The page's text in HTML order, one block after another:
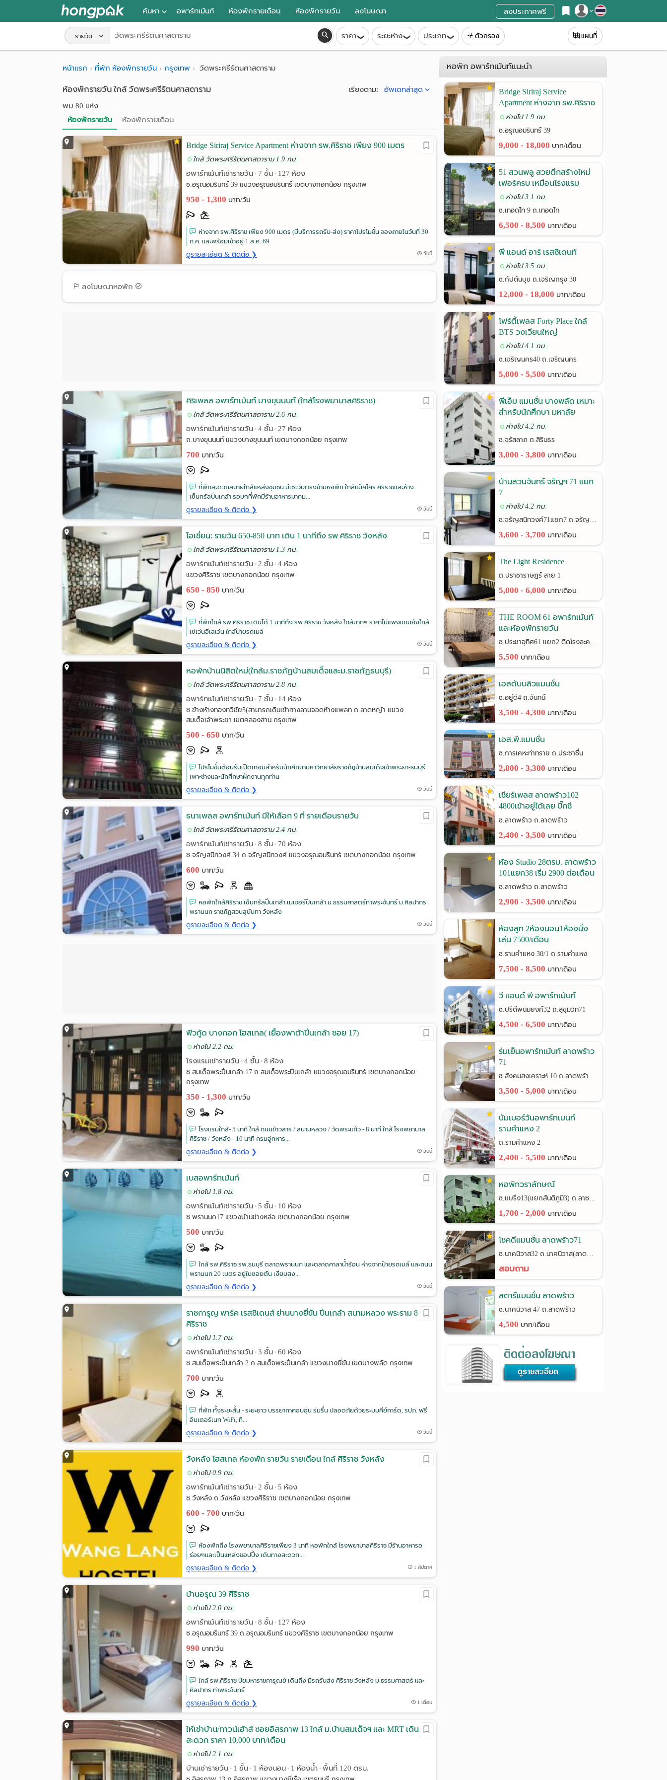
สมัครสมาชิก
เข้าสู่ระบบ
ค้นหา
หอพัก ใกล้ฉัน
ค้นจากสถานีรถไฟฟ้า
ค้นตามจังหวัด
ค้นจากสถานศึกษา
อพาร์ทเม้นท์ ห้องพักรายเดือน ห้องพักรายวัน ลงโฆษณา ลงประกาศฟรี
รายวัน ราคา ระยะห่าง ประเภท ตัวกรอง แผนที่
หน้าแรก ที่พัก ห้องพักรายวัน กรุงเทพ วัดพระศรีรัตนศาสดาราม
ห้องพักรายวัน ใกล้ วัดพระศรีรัตนศาสดาราม
พบ 80 แห่ง
เรียงตาม: อัพเดทล่าสุด
ห้องพักรายวัน ห้องพักรายเดือน
Bridge Siriraj Service Apartment ห่างจาก รพ.ศิริราช เพียง 900 เมตร
ใกล้ วัดพระศรีรัตนศาสดาราม 1.9 กม.
อพาร์ทเม้นท์เช่ารายวัน • 7 ชั้น • 127 ห้อง
ซ.อรุณอมรินทร์ 39 แขวงอรุณอมรินทร์ เขตบางกอกน้อย กรุงเทพ
950 - 1,300 บาท/วัน
ห่างจาก รพ.ศิริราช เพียง 900 เมตร (มีบริการรถรับ-ส่ง) ราคาโปรโมชั่น จองภายในวันที่ 30
ก.ค. และพร้อมเข้าอยู่ 1 ส.ค. 69
ดูรายละเอียด & ติดต่อ ❯ วันนี้
ลงโฆษณาหอพัก
ศิริเพลส อพาร์ทเม้นท์ บางขุนนนท์ (ใกล้โรงพยาบาลศิริราช)
ใกล้ วัดพระศรีรัตนศาสดาราม 2.6 กม.
อพาร์ทเม้นท์เช่ารายวัน • 4 ชั้น • 27 ห้อง
ถ.บางขุนนนท์ แขวงบางขุนนนท์ เขตบางกอกน้อย กรุงเทพ
700 บาท/วัน
ที่พักสะดวกสบายใกล้แหล่งชุมชน มีเซเว่นตรงข้ามหอพัก ใกล้แม็คโคร ศิริราชและห้าง
เซ็นทรัลปิ่นเกล้า รอบๆที่พักมีร้านอาหารมากม...
ดูรายละเอียด & ติดต่อ ❯ วันนี้
โอเชี่ยน: รายวัน 650-850 บาท เดิน 1 นาทีถึง รพ ศิริราช วังหลัง
ใกล้ วัดพระศรีรัตนศาสดาราม 1.3 กม.
อพาร์ทเม้นท์เช่ารายวัน • 2 ชั้น • 4 ห้อง
แขวงศิริราช เขตบางกอกน้อย กรุงเทพ
650 - 850 บาท/วัน
ที่พักใกล้ รพ ศิริราช เดินได้ 1 นาทีถึง รพ ศิริราช วังหลัง ใกล้มากๆ ราคาไม่แพงแถมยังใกล้
เซ่เว่นอีเลเว่น ใกล้ป้ายรถเมล์
ดูรายละเอียด & ติดต่อ ❯ วันนี้
หอพักบ้านนิสิตใหม่(ใกล้ม.ราชภัฏบ้านสมเด็จและม.ราชภัฏธนบุรี)
ใกล้ วัดพระศรีรัตนศาสดาราม 2.8 กม.
อพาร์ทเม้นท์เช่ารายวัน • 7 ชั้น • 14 ห้อง
ซ.ข้างห้างทองทวีชัย5(สามารถเดินเข้าทางลานจอดห้างแพลท ถ.ลาดหญ้า แขวง
สมเด็จเจ้าพระยา เขตคลองสาน กรุงเทพ
500 - 650 บาท/วัน
โปรโมชั่นต้อนรับเปิดเทอมสำหรับนักศึกษามหาวิทยาลัยราชภัฏบ้านสมเด็จเจ้าพระยา-ธนบุรี
เพาะช่างและนักศึกษาฝึกงานทุกท่าน
ดูรายละเอียด & ติดต่อ ❯ วันนี้
ธนาเพลส อพาร์ทเม้นท์ มีให้เลือก 9 ที่ รายเดือนรายวัน
ใกล้ วัดพระศรีรัตนศาสดาราม 2.4 กม.
อพาร์ทเม้นท์เช่ารายวัน • 8 ชั้น • 70 ห้อง
ซ.จรัญสนิทวงศ์ 34 ถ.จรัญสนิทวงศ์ แขวงอรุณอมรินทร์ เขตบางกอกน้อย กรุงเทพ
600 บาท/วัน
หอพักใกล้ศิริราช เซ็นทรัลปิ่นเกล้า เมเจอร์ปิ่นเกล้า ม.ธรรมศาสตร์ท่าพระจันทร์ ม.ศิลปากร
พรานนก ราชภัฏสวนสุนันทา วังหลัง
ดูรายละเอียด & ติดต่อ ❯ วันนี้
ฟิวกู้ด บางกอก โฮสเทล( เยื้องพาต้าปิ่นเกล้า ซอย 17)
ห่างไป 2.2 กม.
โรงแรมเช่ารายวัน • 4 ชั้น • 8 ห้อง
ซ.สมเด็จพระปิ่นเกล้า 17 ถ.สมเด็จพระปิ่นเกล้า แขวงอรุณอมรินทร์ เขตบางกอกน้อย
กรุงเทพ
350 - 1,300 บาท/วัน
โรงแรมใกล้- 5 นาที ใกล้ ถนนข้าวสาร / สนามหลวง / วัดพระแก้ว - 8 นาที ใกล้ โรงพยาบาล
ศิริราช / วังหลัง - 10 นาที กรมอู่ทหาร...
ดูรายละเอียด & ติดต่อ ❯ วันนี้
เบสอพาร์ทเม้นท์
ห่างไป 1.8 กม.
อพาร์ทเม้นท์เช่ารายวัน • 5 ชั้น • 10 ห้อง
ซ.พรานนก17 แขวงบ้านช่างหล่อ เขตบางกอกน้อย กรุงเทพ
500 บาท/วัน
ใกล้ รพ.ศิริราช รพ.ธนบุรี ตลาดพรานนก และตลาดศาลาน้ำร้อน ห่างจากป้ายรถเมล์ และถนน
พรานนก 20 เมตร อยู่ในซอยตัน เงียบสง...
ดูรายละเอียด & ติดต่อ ❯ วันนี้
ราชการุญ พาร์ค เรสซิเดนส์ ย่านบางยี่ขัน ปิ่นเกล้า สนามหลวง พระราม 8
ศิริราช
ห่างไป 1.7 กม.
อพาร์ทเม้นท์เช่ารายวัน • 3 ชั้น • 60 ห้อง
ซ.สมเด็จพระปิ่นเกล้า 2 ถ.สมเด็จพระปิ่นเกล้า แขวงบางยี่ขัน เขตบางพลัด กรุงเทพ
700 บาท/วัน
ที่พัก ทั้งระยะสั้น - ระยะยาว บรรยากาศอบอุ่น ร่มรื่น ปลอดภัยด้วยระบบคีย์การ์ด, รปภ. ฟรี
อินเตอร์เนท WiFi, ที...
ดูรายละเอียด & ติดต่อ ❯ วันนี้
วังหลัง โฮสเทล ห้องพัก รายวัน รายเดือน ใกล้ ศิริราช วังหลัง
ห่างไป 0.9 กม.
อพาร์ทเม้นท์เช่ารายวัน • 2 ชั้น • 5 ห้อง
ซ.วังหลัง ถ.วังหลัง แขวงศิริราช เขตบางกอกน้อย กรุงเทพ
600 - 700 บาท/วัน
ห้องพักถึง โรงพยาบาลศิริราชเพียง 3 นาที หอพักใกล้ โรงพยาบาลศิริราช มีร้านอาหารอ
ร่อยๆและเป็นแหล่งชอปปิ้ง เดินทางสะดวก...
ดูรายละเอียด & ติดต่อ ❯ 1 สัปดาห์
บ้านอรุณ 39 ศิริราช
ห่างไป 2.0 กม.
อพาร์ทเม้นท์เช่ารายวัน • 8 ชั้น • 127 ห้อง
ซ.อรุณอมรินทร์ 39 ถ.อรุณอมรินทร์ แขวงศิริราช เขตบางกอกน้อย กรุงเทพ
990 บาท/วัน
ใกล้ รพ.ศิริราช ปิยมหาราชการุณย์ เดินถึง มีรถรับส่ง ศิริราช วังหลัง ม.ธรรมศาสตร์ และ
ศิลปากร ท่าพระจันทร์
ดูรายละเอียด & ติดต่อ ❯ 1 เดือน
ให้เช่าบ้าน/ทาวน์เฮ้าส์ ซอยอิสรภาพ 13 ใกล้ ม.บ้านสมเด็จฯ และ MRT เดินทาง
สะดวก ราคา 10,000 บาท/เดือน
ห่างไป 2.1 กม.
บ้านเช่ารายวัน • 1 ชั้น • 1 ห้องนอน • 1 ห้องน้ำ • พื้นที่ 120 ตรม.
หอพัก อพาร์ทเม้นท์แนะนำ
Bridge Siriraj Service
Apartment ห่างจาก รพ.ศิริราช
เพียง 900 เมตร
ห่างไป 1.9 กม.
ซ.อรุณอมรินทร์ 39
9,000 - 18,000 บาท/เดือน
51 สวนพลู สวยตึกสร้างใหม่
เฟอร์ครบ เหมือนโรงแรม
ห่างไป 3.1 กม.
ซ.เทอดไท 9 ถ.เทอดไท
6,500 - 8,500 บาท/เดือน
พี แอนด์ อาร์ เรสซิเดนท์
ห่างไป 3.5 กม.
ซ.กัปตันบุช ถ.เจริญกรุง 30
12,000 - 18,000 บาท/เดือน
โฟร์ตี้เพลส Forty Place ใกล้
BTS วงเวียนใหญ่
ห่างไป 4.1 กม.
ซ.เจริญนคร40 ถ.เจริญนคร
5,000 - 5,500 บาท/เดือน
พีเอ็ม แมนชั่น บางพลัด เหมาะ
สำหรับนักศึกษา มหาลัย
ราชภัฎฯ
ห่างไป 4.2 กม.
ซ.จรัสลาภ ถ.สิรินธร
3,000 - 3,800 บาท/เดือน
บ้านสวนจันทร์ จรัญฯ 71 แยก
7
ห่างไป 4.2 กม.
ซ.จรัญสนิทวงศ์71แยก7 ถ.จรัญสนิทวงศ์
3,600 - 3,700 บาท/เดือน
The Light Residence
ถ.ปราชาราษฎร์ สาย 1
5,000 - 6,000 บาท/เดือน
THE ROOM 61 อพาร์ทเม้นท์
และห้องพักรายวัน
ซ.ประชาอุทิศ61 แยก2 ติดโรงละครช้าง
5,500 บาท/เดือน
เอสดับบลิวแมนชั่น
ซ.อยู่ดี4 ถ.จันทน์
3,500 - 4,300 บาท/เดือน
เอส.พี.แมนชั่น
ซ.การเคหะท่าทราย ถ.ประชาชื่น
2,800 - 3,300 บาท/เดือน
เชียร์เพลส ลาดพร้าว102
4800เข้าอยู่ได้เลย บิ๊กซี
ลาดพร้าว
ซ.ลาดพร้าว ถ.ลาดพร้าว
2,400 - 3,500 บาท/เดือน
ห้อง Studio 28ตรม. ลาดพร้าว
101แยก38 เริ่ม 2900 ต่อเดือน
ซ.ลาดพร้าว ถ.ลาดพร้าว
2,900 - 3,500 บาท/เดือน
ห้องสูท 2ห้องนอน1ห้องนั่ง
เล่น 7500/เดือน
รามคำแหง30/1
ซ.รามคำแหง 30/1 ถ.รามคำแหง
7,500 - 8,500 บาท/เดือน
วี แอนด์ พี อพาร์ทเม้นท์
ซ.ปรีดีพนมยงค์32 ถ.สุขุมวิท71
4,500 - 6,500 บาท/เดือน
ร่มเย็นอพาร์ทเม้นท์ ลาดพร้าว
71
ซ.สังคมสงเคราะห์ 10 ถ.ลาดพร้าว 71
3,500 - 5,000 บาท/เดือน
นัมเบอร์วันอพาร์ทเมนท์
รามคำแหง 2
ถ.รามคำแหง 2
2,400 - 5,500 บาท/เดือน
หอพักวราลักษณ์
ซ.แบริ่ง13(แยกสันติภูมิ3) ถ.ลาซาล24
1,700 - 2,000 บาท/เดือน
โชคดีแมนชั่น ลาดพร้าว71
ซ.นาคนิวาส32 ถ.นาคนิวาส(ลาดพร้าว71)
สอบถาม
สตาร์แมนชั่น ลาดพร้าว
ซ.นาคนิวาส 47 ถ.ลาดพร้าว
4,500 บาท/เดือน